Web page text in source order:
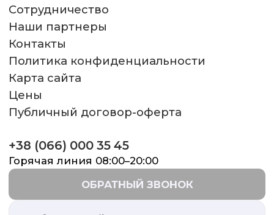
Сотрудничество
Наши партнеры
Контакты
Политика конфиденциальности
Карта сайта
Цены
Публичный договор-оферта
+38 (066) 000 35 45
Горячая линия 08:00–20:00
ОБРАТНЫЙ ЗВОНОК